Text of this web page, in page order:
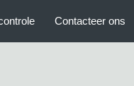
Contacteer ons